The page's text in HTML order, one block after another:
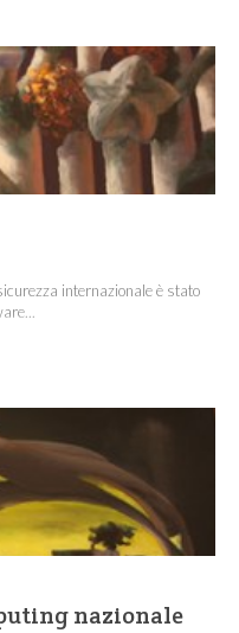
internazionale è stato
nazionale